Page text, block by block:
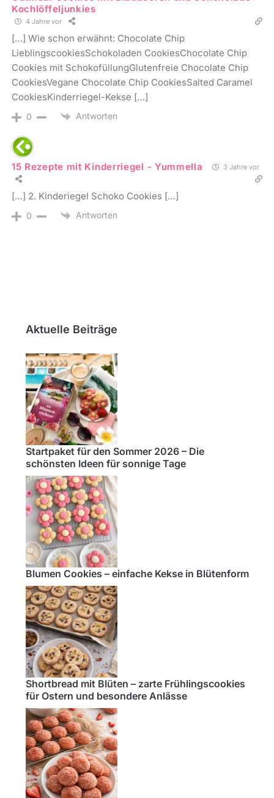
Kochlöffeljunkies
4 Jahre vor
[…] Wie schon erwähnt: Chocolate Chip
LieblingscookiesSchokoladen CookiesChocolate Chip
Cookies mit SchokofüllungGlutenfreie Chocolate Chip
CookiesVegane Chocolate Chip CookiesSalted Caramel
CookiesKinderriegel-Kekse […]
0 Antworten
15 Rezepte mit Kinderriegel - Yummella 3 Jahre vor
[…] 2. Kinderiegel Schoko Cookies […]
0 Antworten
Aktuelle Beiträge
Startpaket für den Sommer 2026 – Die
schönsten Ideen für sonnige Tage
Blumen Cookies – einfache Kekse in Blütenform
Shortbread mit Blüten – zarte Frühlingscookies
für Ostern und besondere Anlässe